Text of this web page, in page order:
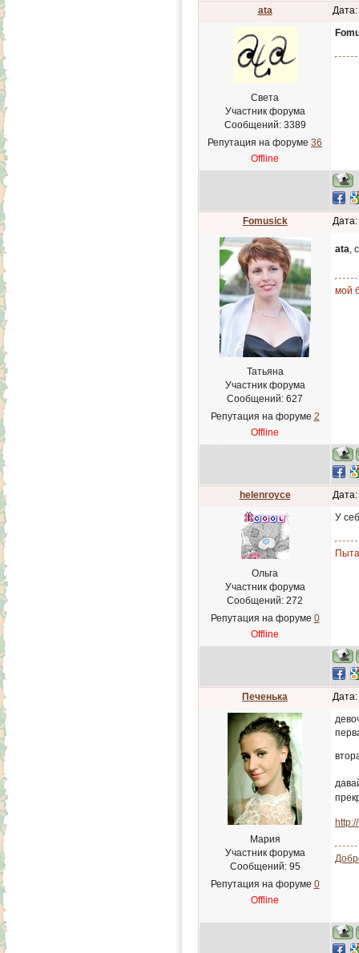
ata
Света
Участник форума
Сообщений: 3389
Репутация на форуме 36
Offline
Fomusick
Татьяна
Участник форума
Сообщений: 627
Репутация на форуме 2
Offline
ata ,
мой
helenroyce
Ольга
Участник форума
Сообщений: 272
Репутация на форуме 0
Offline
У
Печенька
Мария
Участник форума
Сообщений: 95
Репутация на форуме 0
Offline